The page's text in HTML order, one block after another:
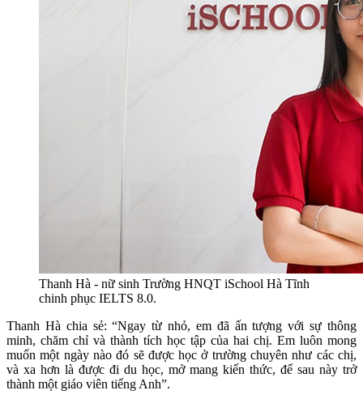
Thanh Hà - nữ sinh Trường HNQT iSchool Hà Tĩnh
chinh phục IELTS 8.0.
Thanh Hà chia sẻ: “Ngay từ nhỏ, em đã ấn tượng với sự thông
minh, chăm chỉ và thành tích học tập của hai chị. Em luôn mong
muốn một ngày nào đó sẽ được học ở trường chuyên như các chị,
và xa hơn là được đi du học, mở mang kiến thức, để sau này trở
thành một giáo viên tiếng Anh”.